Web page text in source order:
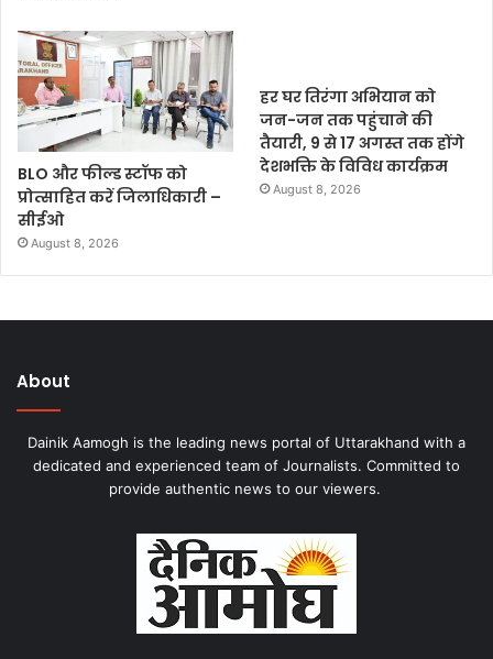
BLO और फील्ड स्टॉफ को
प्रोत्साहित करें जिलाधिकारी –
सीईओ
August 8, 2026
हर घर तिरंगा अभियान को
जन-जन तक पहुंचाने की
तैयारी, 9 से 17 अगस्त तक होंगे
देशभक्ति के विविध कार्यक्रम
August 8, 2026
About
Dainik Aamogh is the leading news portal of Uttarakhand with a
dedicated and experienced team of Journalists. Committed to
provide authentic news to our viewers.